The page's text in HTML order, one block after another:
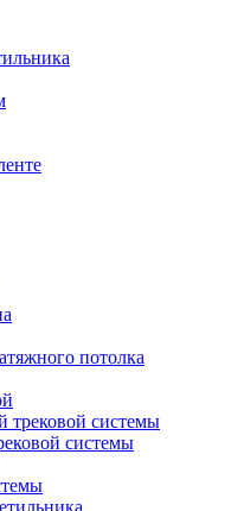
потолка
трековой системы
системы